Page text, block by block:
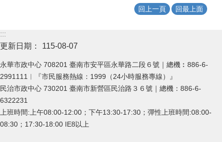
回上一頁 回最上面
:::
更新日期：
115-08-07
永華市政中心 708201 臺南市安平區永華路二段６號｜總機︰886-6-
2991111︱『市民服務熱線：1999（24小時服務專線）』
民治市政中心 730201 臺南市新營區民治路３６號｜總機：886-6-
6322231
上班時間:上午08:00-12:00；下午13:30-17:30；彈性上班時間:08:00-
08:30；17:30-18:00 IE8以上